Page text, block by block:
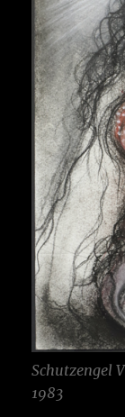
Schutzengel
1983